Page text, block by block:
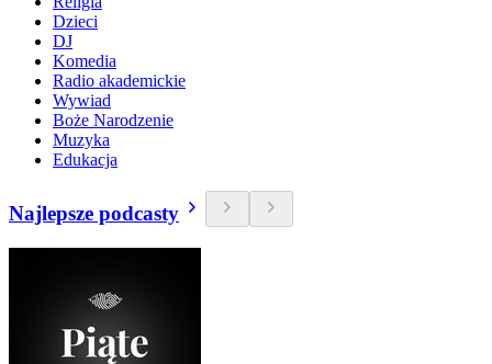
Dzieci
DJ
Komedia
Radio akademickie
Wywiad
Boże Narodzenie
Muzyka
Edukacja
Najlepsze podcasty